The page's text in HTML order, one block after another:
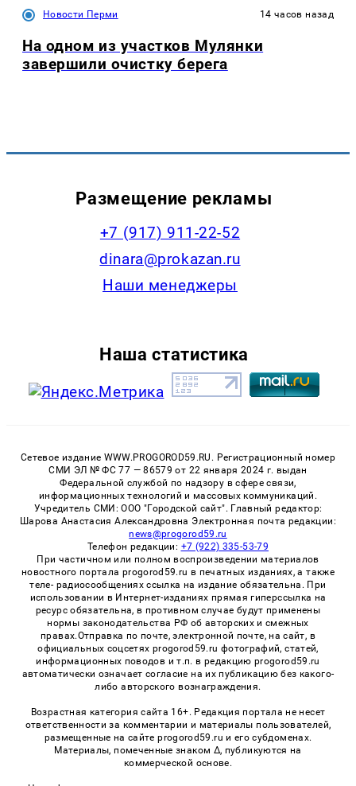
Новости Перми 14 часов назад
На одном из участков Мулянки
завершили очистку берега
Размещение рекламы
+7 (917) 911-22-52
dinara@prokazan.ru
Наши менеджеры
Наша статистика
Сетевое издание WWW.PROGOROD59.RU. Регистрационный номер
СМИ ЭЛ № ФС 77 — 86579 от 22 января 2024 г. выдан
Федеральной службой по надзору в сфере связи,
информационных технологий и массовых коммуникаций.
Учредитель СМИ: ООО "Городской сайт". Главный редактор:
Шарова Анастасия Александровна Электронная почта редакции:
news@progorod59.ru
Телефон редакции: +7 (922) 335-53-79
При частичном или полном воспроизведении материалов
новостного портала progorod59.ru в печатных изданиях, а также
теле- радиосообщениях ссылка на издание обязательна. При
использовании в Интернет-изданиях прямая гиперссылка на
ресурс обязательна, в противном случае будут применены
нормы законодательства РФ об авторских и смежных
правах.Отправка по почте, электронной почте, на сайт, в
официальных соцсетях progorod59.ru фотографий, статей,
информационных поводов и т.п. в редакцию progorod59.ru
автоматически означает согласие на их публикацию без какого-
либо авторского вознаграждения.
Возрастная категория сайта 16+. Редакция портала не несет
ответственности за комментарии и материалы пользователей,
размещенные на сайте progorod59.ru и его субдоменах.
Материалы, помеченные знаком Δ, публикуются на
коммерческой основе.